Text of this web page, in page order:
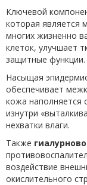
Ключевой
которая является
многих жизненно
клеток, улучшает
защитные функции.
Насыщая
обеспечивает
кожа наполняется
изнутри
нехватки влаги.
Также
воздействие
окислительного